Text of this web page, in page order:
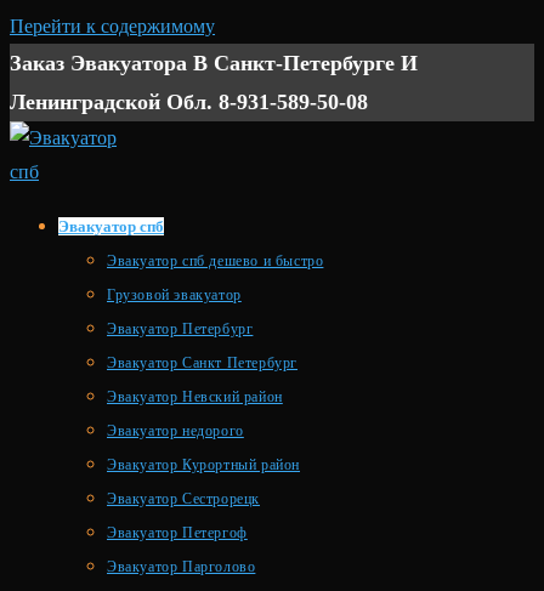
Перейти к содержимому
Заказ Эвакуатора В Санкт-Петербурге И
Ленинградской Обл. 8-931-589-50-08
Эвакуатор спб
Эвакуатор спб дешево и быстро
Грузовой эвакуатор
Эвакуатор Петербург
Эвакуатор Санкт Петербург
Эвакуатор Невский район
Эвакуатор недорого
Эвакуатор Курортный район
Эвакуатор Сестрорецк
Эвакуатор Петергоф
Эвакуатор Парголово